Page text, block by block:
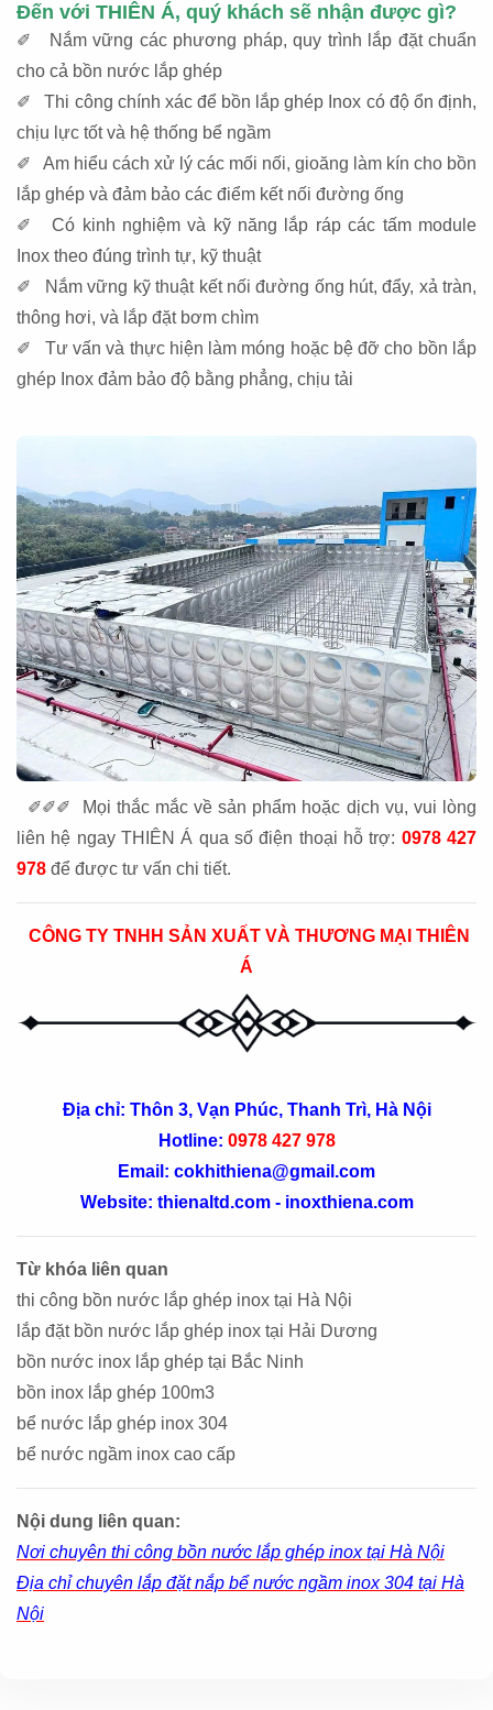
Đến với THIÊN Á, quý khách sẽ nhận được gì?
✐ Nắm vững các phương pháp, quy trình lắp đặt chuẩn
cho cả bồn nước lắp ghép
✐ Thi công chính xác để bồn lắp ghép Inox có độ ổn định,
chịu lực tốt và hệ thống bể ngầm
✐ Am hiểu cách xử lý các mối nối, gioăng làm kín cho bồn
lắp ghép và đảm bảo các điểm kết nối đường ống
✐ Có kinh nghiệm và kỹ năng lắp ráp các tấm module
Inox theo đúng trình tự, kỹ thuật
✐ Nắm vững kỹ thuật kết nối đường ống hút, đẩy, xả tràn,
thông hơi, và lắp đặt bơm chìm
✐ Tư vấn và thực hiện làm móng hoặc bệ đỡ cho bồn lắp
ghép Inox đảm bảo độ bằng phẳng, chịu tải
✐✐✐ Mọi thắc mắc về sản phẩm hoặc dịch vụ, vui lòng
liên hệ ngay THIÊN Á qua số điện thoại hỗ trợ: 0978 427
978 để được tư vấn chi tiết.
CÔNG TY TNHH SẢN XUẤT VÀ THƯƠNG MẠI THIÊN
Á
Địa chỉ: Thôn 3, Vạn Phúc, Thanh Trì, Hà Nội
Hotline: 0978 427 978
Email: cokhithiena@gmail.com
Website: thienaltd.com - inoxthiena.com
Từ khóa liên quan
thi công bồn nước lắp ghép inox tại Hà Nội
lắp đặt bồn nước lắp ghép inox tại Hải Dương
bồn nước inox lắp ghép tại Bắc Ninh
bồn inox lắp ghép 100m3
bể nước lắp ghép inox 304
bể nước ngầm inox cao cấp
Nội dung liên quan:
Nơi chuyên thi công bồn nước lắp ghép inox tại Hà Nội
Địa chỉ chuyên lắp đặt nắp bể nước ngầm inox 304 tại Hà
Nội